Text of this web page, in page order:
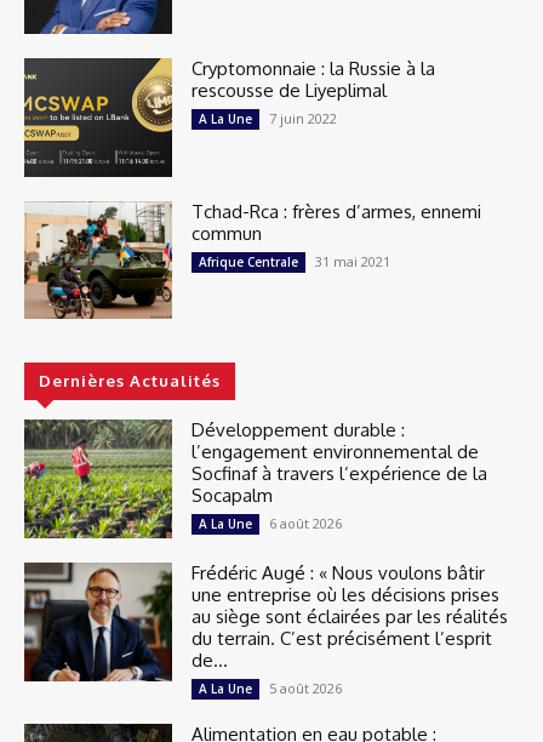
Cryptomonnaie : la Russie à la
rescousse de Liyeplimal
A La Une 7 juin 2022
Tchad-Rca : frères d’armes, ennemi
commun
Afrique Centrale 31 mai 2021
Dernières Actualités
Développement durable :
l’engagement environnemental de
Socfinaf à travers l’expérience de la
Socapalm
A La Une 6 août 2026
Frédéric Augé : « Nous voulons bâtir
une entreprise où les décisions prises
au siège sont éclairées par les réalités
du terrain. C’est précisément l’esprit
de...
A La Une 5 août 2026
Alimentation en eau potable :